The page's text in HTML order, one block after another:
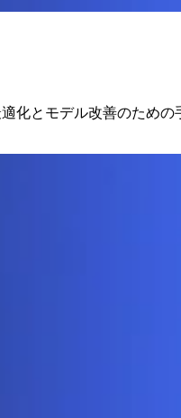
化とモデル改善のため